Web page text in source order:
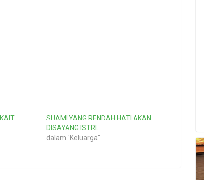
SUAMI YANG RENDAH HATI AKAN
DISAYANG ISTRI..
dalam "Keluarga"